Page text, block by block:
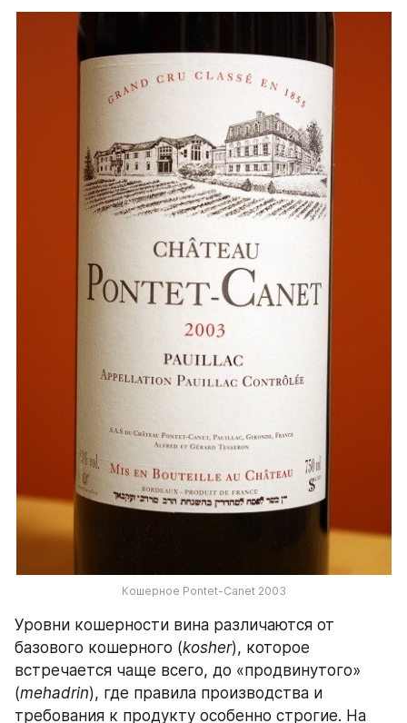
Кошерное Pontet-Canet 2003
Уровни кошерности вина различаются от
базового кошерного (kosher), которое
встречается чаще всего, до «продвинутого»
(mehadrin), где правила производства и
требования к продукту особенно строгие. На